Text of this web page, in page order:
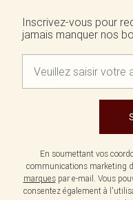
Inscrivez-vous pour
jamais manquer nos
En soumettant vos
communications marketing
marquespar e-mail. Vous
consentez également à